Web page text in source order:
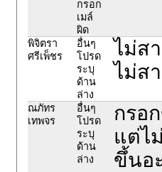
กรอก
เมล์
ผิด
พิจิตรา
ศรีเพ็ชร
อื่นๆ
โปรด
ระบุ
ด้าน
ล่าง
ไม่ส
ไม่ส
ณภัทร
เทพจร
อื่นๆ
โปรด
ระบุ
ด้าน
ล่าง
กรอ
แต่ไ
ขึ้นอ